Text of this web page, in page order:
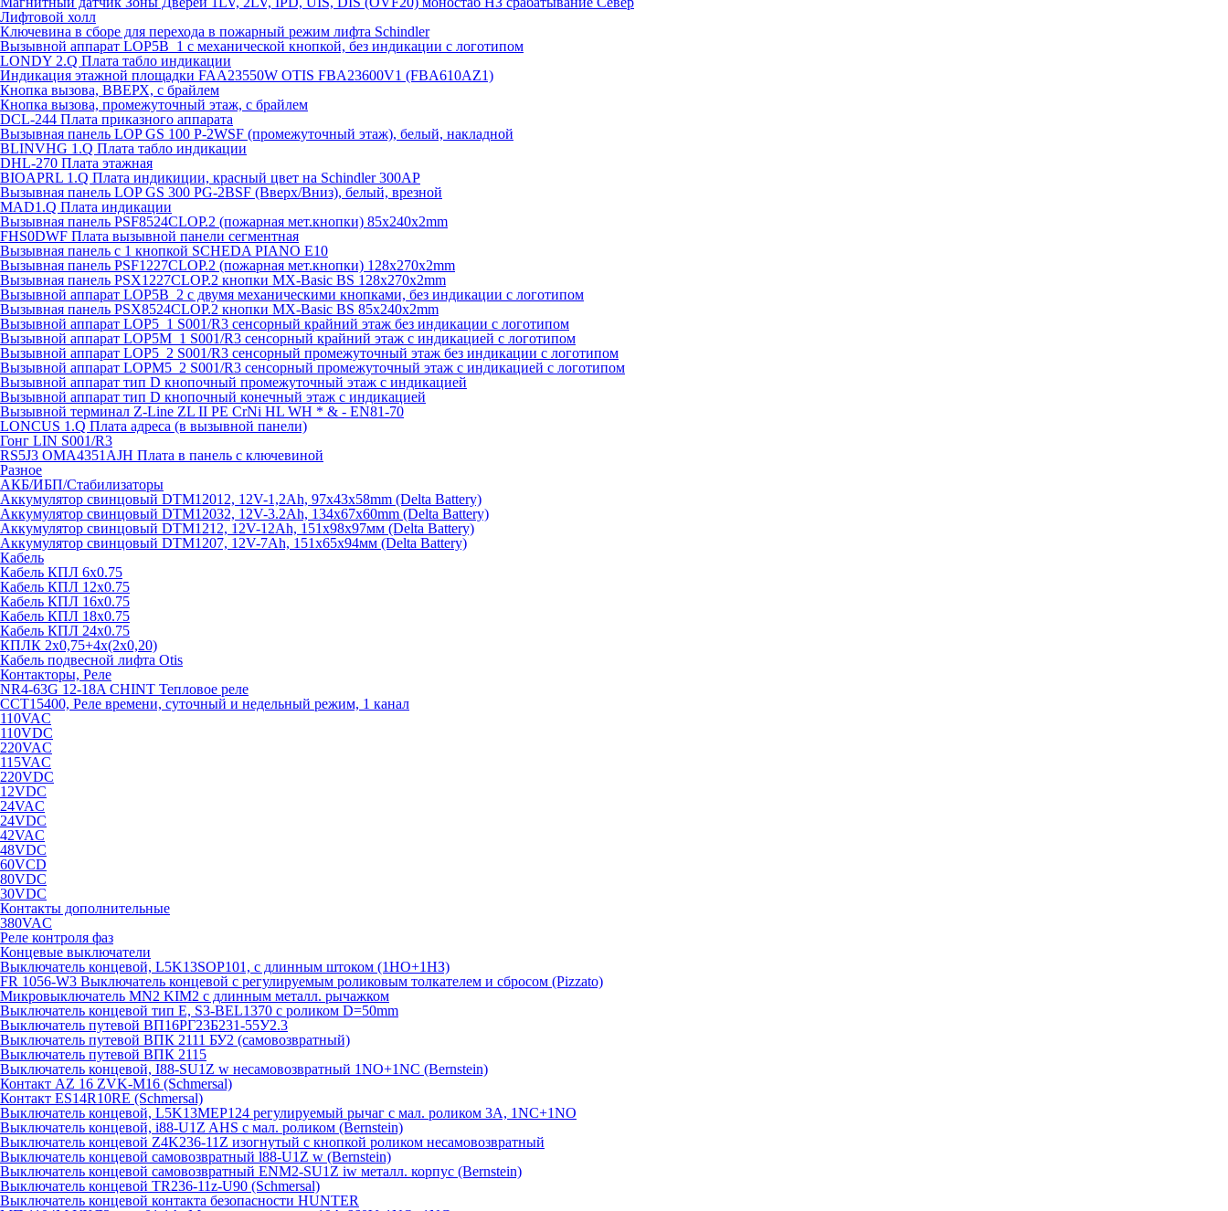
Лифтовой холл
Ключевина в сборе для перехода в пожарный режим лифта Schindler
Вызывной аппарат LOP5B_1 с механической кнопкой, без индикации с логотипом
LONDY 2.Q Плата табло индикации
Индикация этажной площадки FAA23550W OTIS FBA23600V1 (FBA610AZ1)
Кнопка вызова, ВВЕРХ, с брайлем
Кнопка вызова, промежуточный этаж, с брайлем
DCL-244 Плата приказного аппарата
Вызывная панель LOP GS 100 P-2WSF (промежуточный этаж), белый, накладной
BLINVHG 1.Q Плата табло индикации
DHL-270 Плата этажная
BIOAPRL 1.Q Плата индикиции, красный цвет на Schindler 300AP
Вызывная панель LOP GS 300 PG-2BSF (Вверх/Вниз), белый, врезной
MAD1.Q Плата индикации
Вызывная панель PSF8524CLOP.2 (пожарная мет.кнопки) 85х240х2mm
FHS0DWF Плата вызывной панели сегментная
Вызывная панель с 1 кнопкой SCHEDA PIANO E10
Вызывная панель PSF1227CLOP.2 (пожарная мет.кнопки) 128х270х2mm
Вызывная панель PSX1227CLOP.2 кнопки MX-Basic BS 128х270х2mm
Вызывной аппарат LOP5B_2 с двумя механическими кнопками, без индикации с логотипом
Вызывная панель PSX8524CLOP.2 кнопки MX-Basic BS 85х240х2mm
Вызывной аппарат LOP5_1 S001/R3 сенсорный крайний этаж без индикации с логотипом
Вызывной аппарат LOP5M_1 S001/R3 сенсорный крайний этаж с индикацией с логотипом
Вызывной аппарат LOP5_2 S001/R3 сенсорный промежуточный этаж без индикации с логотипом
Вызывной аппарат LOPM5_2 S001/R3 сенсорный промежуточный этаж с индикацией с логотипом
Вызывной аппарат тип D кнопочный промежуточный этаж с индикацией
Вызывной аппарат тип D кнопочный конечный этаж с индикацией
Вызывной терминал Z-Line ZL II PE CrNi HL WH * & - EN81-70
LONCUS 1.Q Плата адреса (в вызывной панели)
Гонг LIN S001/R3
RS5J3 OMA4351AJH Плата в панель с ключевиной
Разное
АКБ/ИБП/Стабилизаторы
Аккумулятор свинцовый DTM12012, 12V-1,2Ah, 97х43х58mm (Delta Battery)
Аккумулятор свинцовый DTM12032, 12V-3.2Ah, 134x67x60mm (Delta Battery)
Аккумулятор свинцовый DTM1212, 12V-12Ah, 151х98х97мм (Delta Battery)
Аккумулятор свинцовый DTM1207, 12V-7Ah, 151х65х94мм (Delta Battery)
Кабель
Кабель КПЛ 6х0.75
Кабель КПЛ 12х0.75
Кабель КПЛ 16х0.75
Кабель КПЛ 18х0.75
Кабель КПЛ 24х0.75
КПЛК 2х0,75+4х(2х0,20)
Кабель подвесной лифта Otis
Контакторы, Реле
NR4-63G 12-18A CHINT Тепловое реле
CCT15400, Реле времени, суточный и недельный режим, 1 канал
110VAC
110VDC
220VAC
115VAC
220VDC
12VDC
24VAC
24VDC
42VAC
48VDC
60VCD
80VDC
30VDC
Контакты дополнительные
380VAC
Реле контроля фаз
Концевые выключатели
Выключатель концевой, L5K13SOP101, с длинным штоком (1НО+1НЗ)
FR 1056-W3 Выключатель концевой с регулируемым роликовым толкателем и сбросом (Pizzato)
Микровыключатель MN2 KIM2 с длинным металл. рычажком
Выключатель концевой тип Е, S3-BEL1370 с роликом D=50mm
Выключатель путевой ВП16РГ23Б231-55У2.3
Выключатель путевой ВПК 2111 БУ2 (самовозвратный)
Выключатель путевой ВПК 2115
Выключатель концевой, I88-SU1Z w несамовозвратный 1NO+1NC (Bernstein)
Контакт AZ 16 ZVK-M16 (Schmersal)
Контакт ES14R10RE (Schmersal)
Выключатель концевой, L5K13MEP124 регулируемый рычаг с мал. роликом 3А, 1NC+1NO
Выключатель концевой, i88-U1Z AHS с мал. роликом (Bernstein)
Выключатель концевой Z4K236-11Z изогнутый с кнопкой роликом несамовозвратный
Выключатель концевой самовозвратный l88-U1Z w (Bernstein)
Выключатель концевой самовозвратный ENM2-SU1Z iw металл. корпус (Bernstein)
Выключатель концевой TR236-11z-U90 (Schmersal)
Выключатель концевой контакта безопасности HUNTER